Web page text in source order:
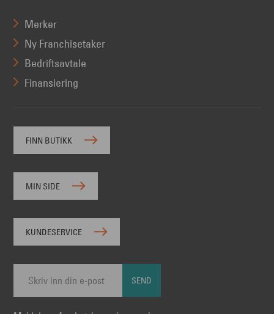
Merker
Ny Franchisetaker
Bedriftsavtale
Finansiering
FINN BUTIKK
MIN SIDE
KUNDESERVICE
SEND